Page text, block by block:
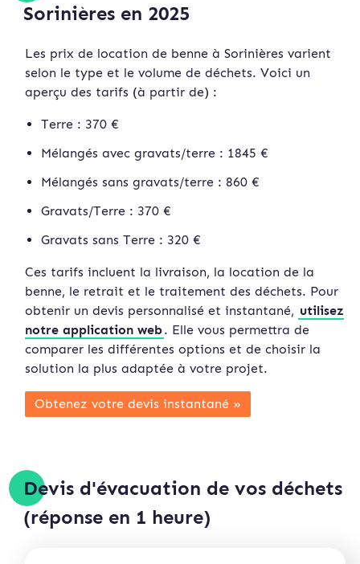
Sorinières en 2025
Les prix de location de benne à Sorinières varient
selon le type et le volume de déchets. Voici un
aperçu des tarifs (à partir de) :
Terre : 370 €
Mélangés avec gravats/terre : 1845 €
Mélangés sans gravats/terre : 860 €
Gravats/Terre : 370 €
Gravats sans Terre : 320 €
Ces tarifs incluent la livraison, la location de la
benne, le retrait et le traitement des déchets. Pour
obtenir un devis personnalisé et instantané, utilisez
notre application web. Elle vous permettra de
comparer les différentes options et de choisir la
solution la plus adaptée à votre projet.
Obtenez votre devis instantané »
Devis d'évacuation de vos déchets
(réponse en 1 heure)